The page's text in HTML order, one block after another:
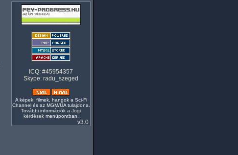
ICQ: #45954357
Skype: radu_szeged
A képek, filmek, hangok a Sci-Fi
Channel és az MGM/UA tulajdona.
További információk a Jogi
kérdésekmenüpontban.
v3.0